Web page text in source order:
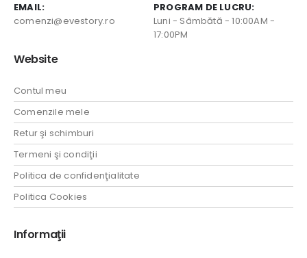
EMAIL:
comenzi@evestory.ro
PROGRAM DE LUCRU:
Luni - Sâmbătă - 10:00AM -
17:00PM
Website
Contul meu
Comenzile mele
Retur şi schimburi
Termeni şi condiţii
Politica de confidenţialitate
Politica Cookies
Informaţii